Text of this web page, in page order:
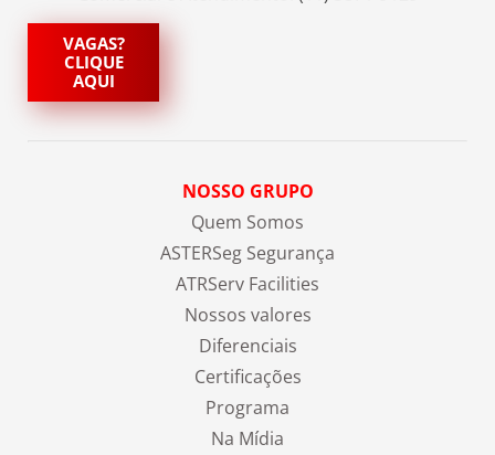
VAGAS?
CLIQUE
AQUI
NOSSO GRUPO
Quem Somos
ASTERSeg Segurança
ATRServ Facilities
Nossos valores
Diferenciais
Certificações
Programa
Na Mídia